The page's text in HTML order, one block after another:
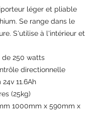
léger et pliable
Se range dans le
S'utilise à l'intérieur et
de 250 watts
directionnelle
11.6Ah
(25kg)
1000mm x 590mm x